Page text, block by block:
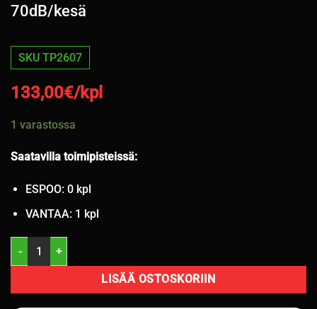
70dB/kesä
SKU TP2607
133,00€/kpl
1 varastossa
Saatavilla toimipisteissä:
ESPOO: 0 kpl
VANTAA: 1 kpl
265/35R22 Davanti DX640 102W XL B,B 70dB/kesä määrä
LISÄÄ OSTOSKORIIN